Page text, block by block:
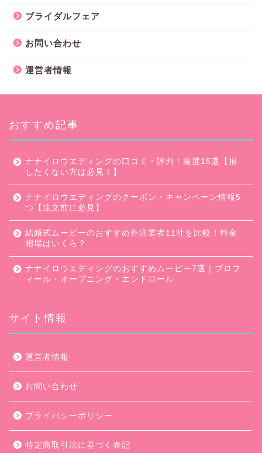
ブライダルフェア
お問い合わせ
運営者情報
おすすめ記事
ナナイロウエディングの口コミ・評判！厳選15選【損
したくない方は必見！】
ナナイロウエディングのクーポン・キャンペーン情報5
つ【注文前に必見】
結婚式ムービーのおすすめ外注業者11社を比較！料金
相場はいくら？
ナナイロウエディングのおすすめムービー7選｜プロフ
ィール・オープニング・エンドロール
サイト情報
運営者情報
お問い合わせ
プライバシーポリシー
特定商取引法に基づく表記ムービー制作のコツ